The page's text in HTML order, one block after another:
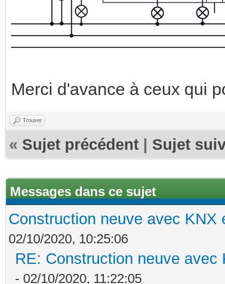
Merci d'avance à ceux qui
Trouver
« Sujet précédent Sujet
Messages dans ce sujet
Construction neuve avec KNX
02/10/2020, 10:25:06
RE: Construction neuve avec
- 02/10/2020, 11:22:05